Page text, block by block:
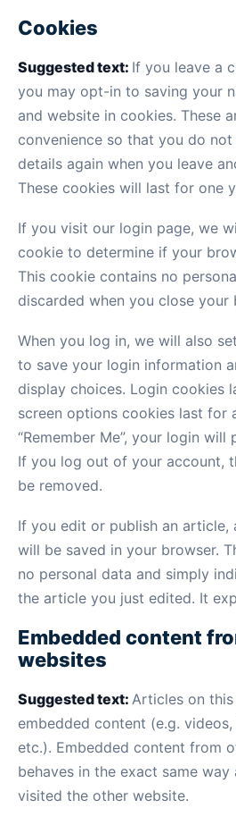
Cookies
Suggested text: If you leave a
you may opt-in to saving your
and website in cookies. These
convenience so that you do
details again when you leave
These cookies will last for one
If you visit our login page, we
cookie to determine if your
This cookie contains no
discarded when you close your
When you log in, we will also
to save your login information
display choices. Login cookies
screen options cookies last for
“Remember Me”, your login
If you log out of your account,
be removed.
If you edit or publish an article,
will be saved in your browser.
no personal data and simply
the article you just edited. It
Embedded content
websites
Suggested text: Articles on
embedded content (e.g.
etc.). Embedded content from
behaves in the exact same
visited the other website.